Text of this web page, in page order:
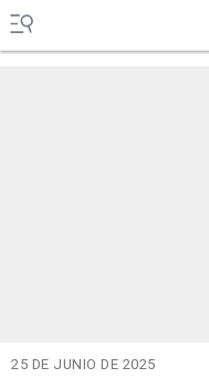
25 DE JUNIO DE 2025